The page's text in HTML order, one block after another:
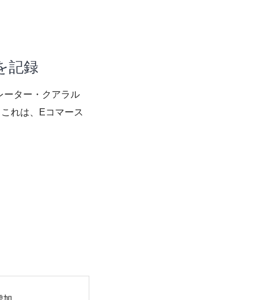
記録
ーター・クアラル
れは、Eコマース